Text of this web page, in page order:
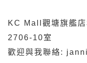
KC Mall觀塘旗艦
2706-10室
歡迎與我聯絡: